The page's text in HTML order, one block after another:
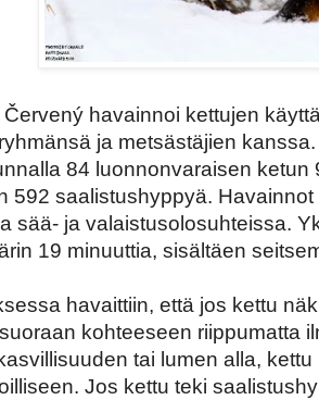
havainnoi kettujen
ja metsästäjien
84 luonnonvaraisen ketun
592 saalistushyppyä.
sää- ja valaistusolosuhteissa.
19 minuuttia, sisältäen
havaittiin, että jos kettu
kohteeseen riippumatta
tai lumen alla,
Jos kettu teki